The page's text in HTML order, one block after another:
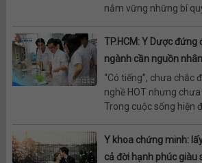
nắm vững những bí
TP.HCM: Y Dược đứng
ngành cần nguồn
“Có tiếng”, chưa chắc
nghề HOT nhưng
Trong cuộc sống hiện
Y khoa chứng minh:
cả đời hạnh phúc giàu